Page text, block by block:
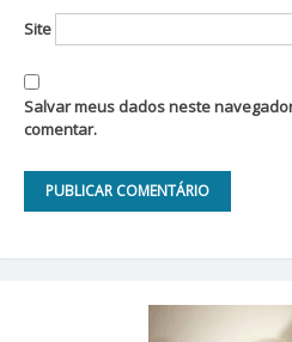
Site
Salvar meus dados neste
comentar.